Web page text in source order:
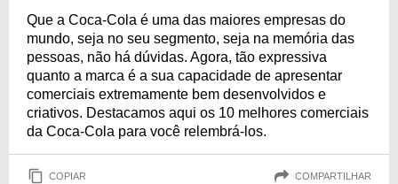
Que a Coca-Cola é uma das maiores empresas do
mundo, seja no seu segmento, seja na memória das
pessoas, não há dúvidas. Agora, tão expressiva
quanto a marca é a sua capacidade de apresentar
comerciais extremamente bem desenvolvidos e
criativos. Destacamos aqui os 10 melhores comerciais
da Coca-Cola para você relembrá-los.
COPIAR COMPARTILHAR